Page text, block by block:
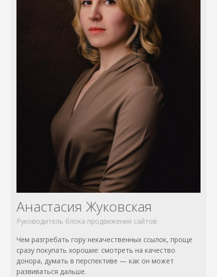
Анастасия Жуковская
Руководитель блока продвижения сайтов
Чем разгребать гору некачественных ссылок, проще
сразу покупать хорошие: смотреть на качество
донора, думать в перспективе — как он может
развиваться дальше.